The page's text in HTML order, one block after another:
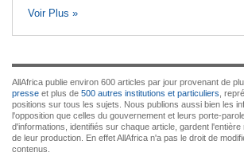
Voir Plus »
AllAfrica publie environ 600 articles par jour provenant de
presse et plus de 500 autres institutions et particuliers ,
positions sur tous les sujets. Nous publions aussi bien les
l'opposition que celles du gouvernement et leurs porte-
d'informations, identifiés sur chaque article, gardent l'entière
de leur production. En effet AllAfrica n'a pas le droit de
contenus.